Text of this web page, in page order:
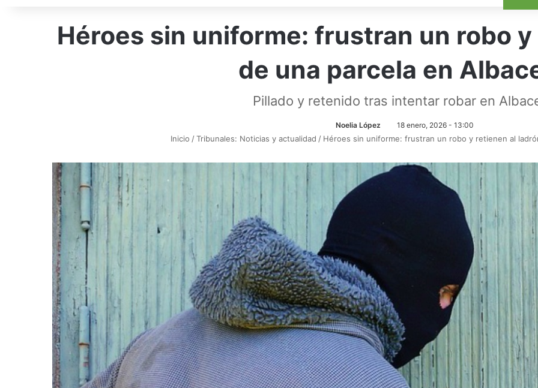
Héroes sin uniforme: frustran un robo
de una parcela en
Pillado y retenido tras intentar robar en
Noelia López 18 enero, 2026 - 13:00
Inicio /Tribunales: Noticias y actualidad / Héroes sin uniforme: frustran un robo y retienen al